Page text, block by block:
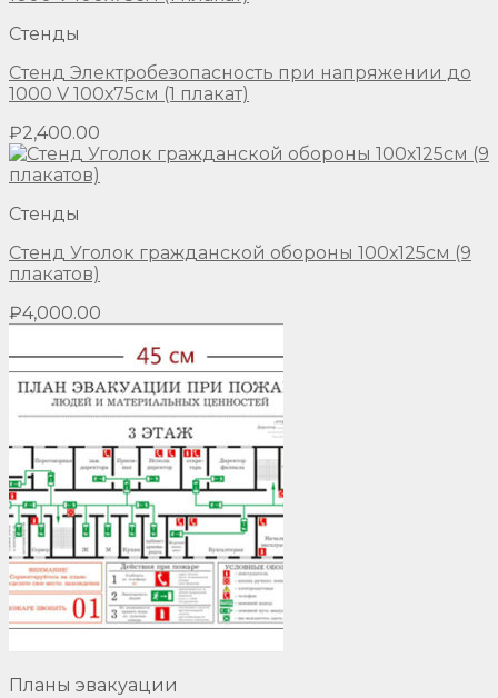
Стенды
Стенд Электробезопасность при напряжении до
1000 V 100х75см (1 плакат)
₽2,400.00
Стенды
Стенд Уголок гражданской обороны 100х125см (9
плакатов)
₽4,000.00
Планы эвакуации